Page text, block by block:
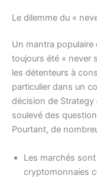
Le dilemme du «
Un mantra
toujours été « never
les détenteurs à
particulier dans un
décision de Strategy
soulevé des
Pourtant, de
Les marchés
cryptomonnaies